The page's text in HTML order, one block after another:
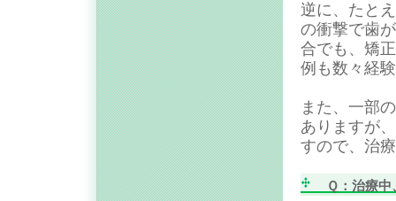
逆に、たと
の衝撃で歯
合でも、矯
例も数々経
また、一部
ありますが
すので、治
Ｑ：治療中